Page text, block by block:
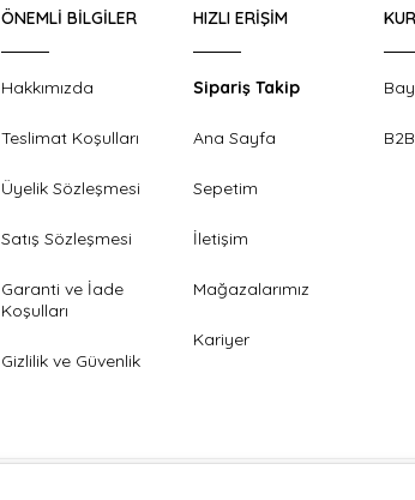
ÖNEMLI BILGILER
Hakkımızda
Teslimat Koşulları
Üyelik Sözleşmesi
Satış Sözleşmesi
Garanti ve İade
Koşulları
Gizlilik ve Güvenlik
HIZLI ERIŞIM
Sipariş Takip
Ana Sayfa
Sepetim
İletişim
Mağazalarımız
Kariyer